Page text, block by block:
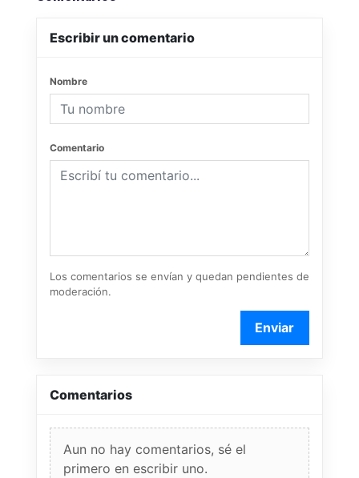
Escribir un comentario
Nombre
Comentario
Los comentarios se envían y quedan pendientes de
moderación.
Enviar
Comentarios
Aun no hay comentarios, sé el
primero en escribir uno.